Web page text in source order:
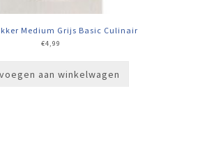
Medium Grijs Basic Culinair
€4,99
aan winkelwagen